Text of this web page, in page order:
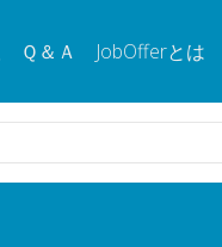
Ｑ＆Ａ JobOfferとは